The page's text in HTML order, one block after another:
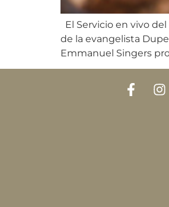
El Servicio en vivo
de la evangelista
Emmanuel Singers